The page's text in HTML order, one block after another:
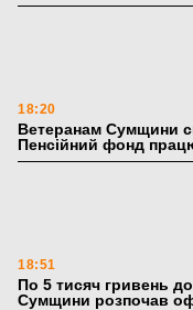
18:20
Ветеранам Сумщини
Пенсійний фонд
18:51
По 5 тисяч гривень
Сумщини розпочав